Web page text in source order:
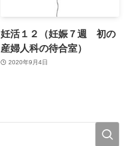
妊活１２（妊娠７週 初の
産婦人科の待合室）
2020年9月4日